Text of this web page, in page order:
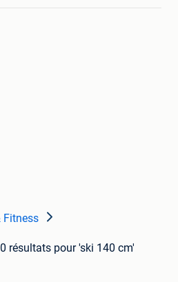
Fitness
résultats pour 'ski 140 cm'